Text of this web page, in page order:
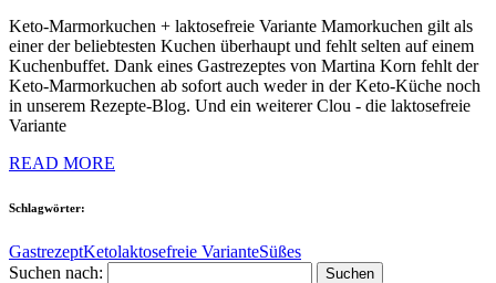
Keto-Marmorkuchen + laktosefreie Variante Mamorkuchen gilt als
einer der beliebtesten Kuchen überhaupt und fehlt selten auf einem
Kuchenbuffet. Dank eines Gastrezeptes von Martina Korn fehlt der
Keto-Marmorkuchen ab sofort auch weder in der Keto-Küche noch
in unserem Rezepte-Blog. Und ein weiterer Clou - die laktosefreie
Variante
READ MORE
Schlagwörter:
GastrezeptKetolaktosefreie VarianteSüßes
Suchen nach: